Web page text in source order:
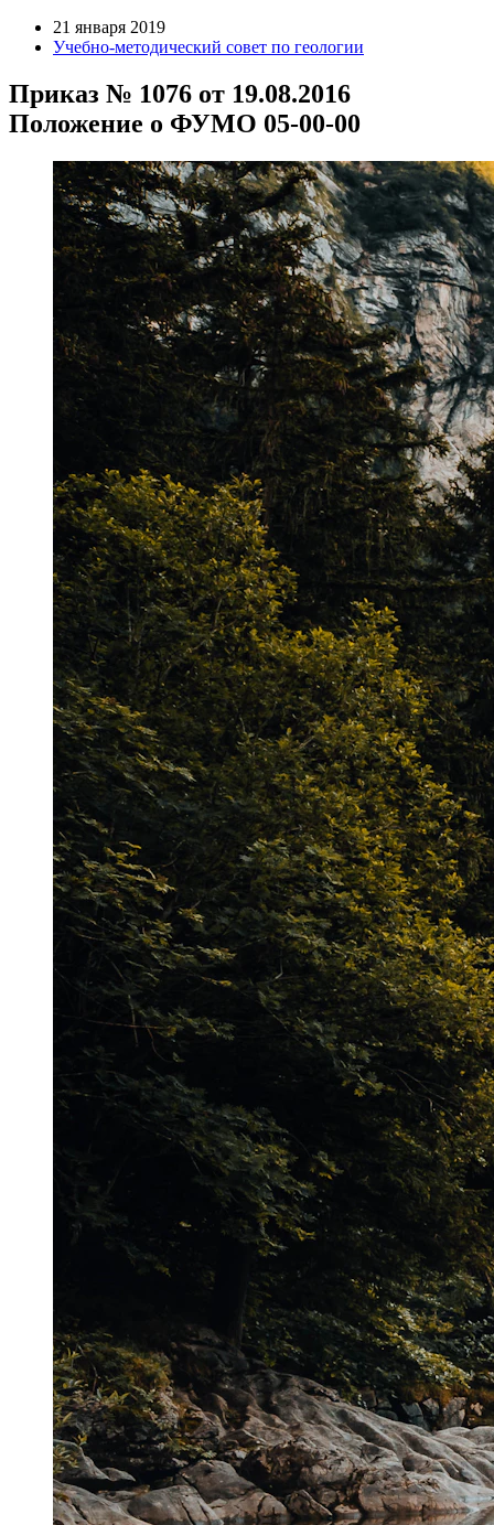
21 января 2019
Учебно-методический совет по геологии
Приказ № 1076 от 19.08.2016
Положение о ФУМО 05-00-00